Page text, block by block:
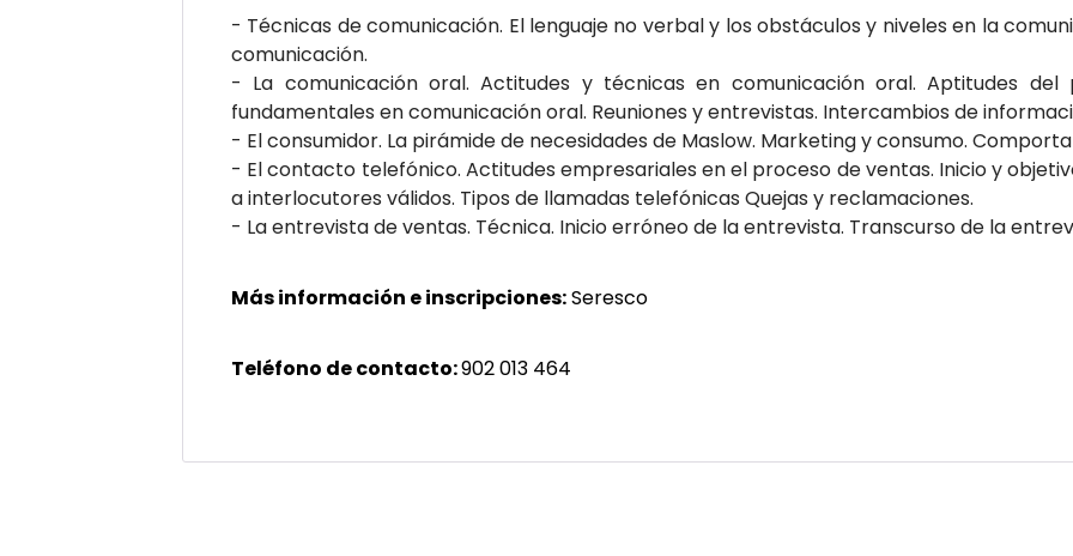
- Técnicas de comunicación. El lenguaje no verbal y los obstáculos y niveles en la
comunicación.
- La comunicación oral. Actitudes y técnicas en comunicación oral. Aptitudes del
fundamentales en comunicación oral. Reuniones y entrevistas. Intercambios de
- El consumidor. La pirámide de necesidades de Maslow. Marketing y consumo.
- El contacto telefónico. Actitudes empresariales en el proceso de ventas. Inicio y
a interlocutores válidos. Tipos de llamadas telefónicas Quejas y reclamaciones.
- La entrevista de ventas. Técnica. Inicio erróneo de la entrevista. Transcurso de la
Más información e inscripciones:Seresco
Teléfono de contacto:902 013 464